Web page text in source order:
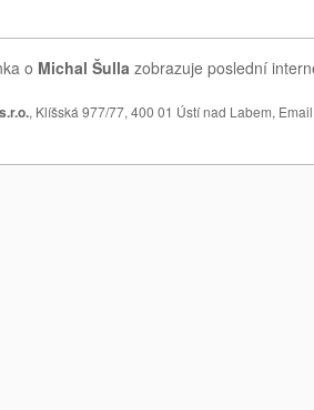
o Michal Šulla zobrazuje poslední
, Klíšská 977/77, 400 01 Ústí nad Labem,